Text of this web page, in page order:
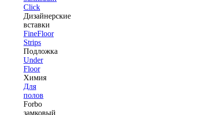
Click
Дизайнерские
вставки
FineFloor
Strips
Подложка
Under
Floor
Химия
Для
полов
Forbo
замковый